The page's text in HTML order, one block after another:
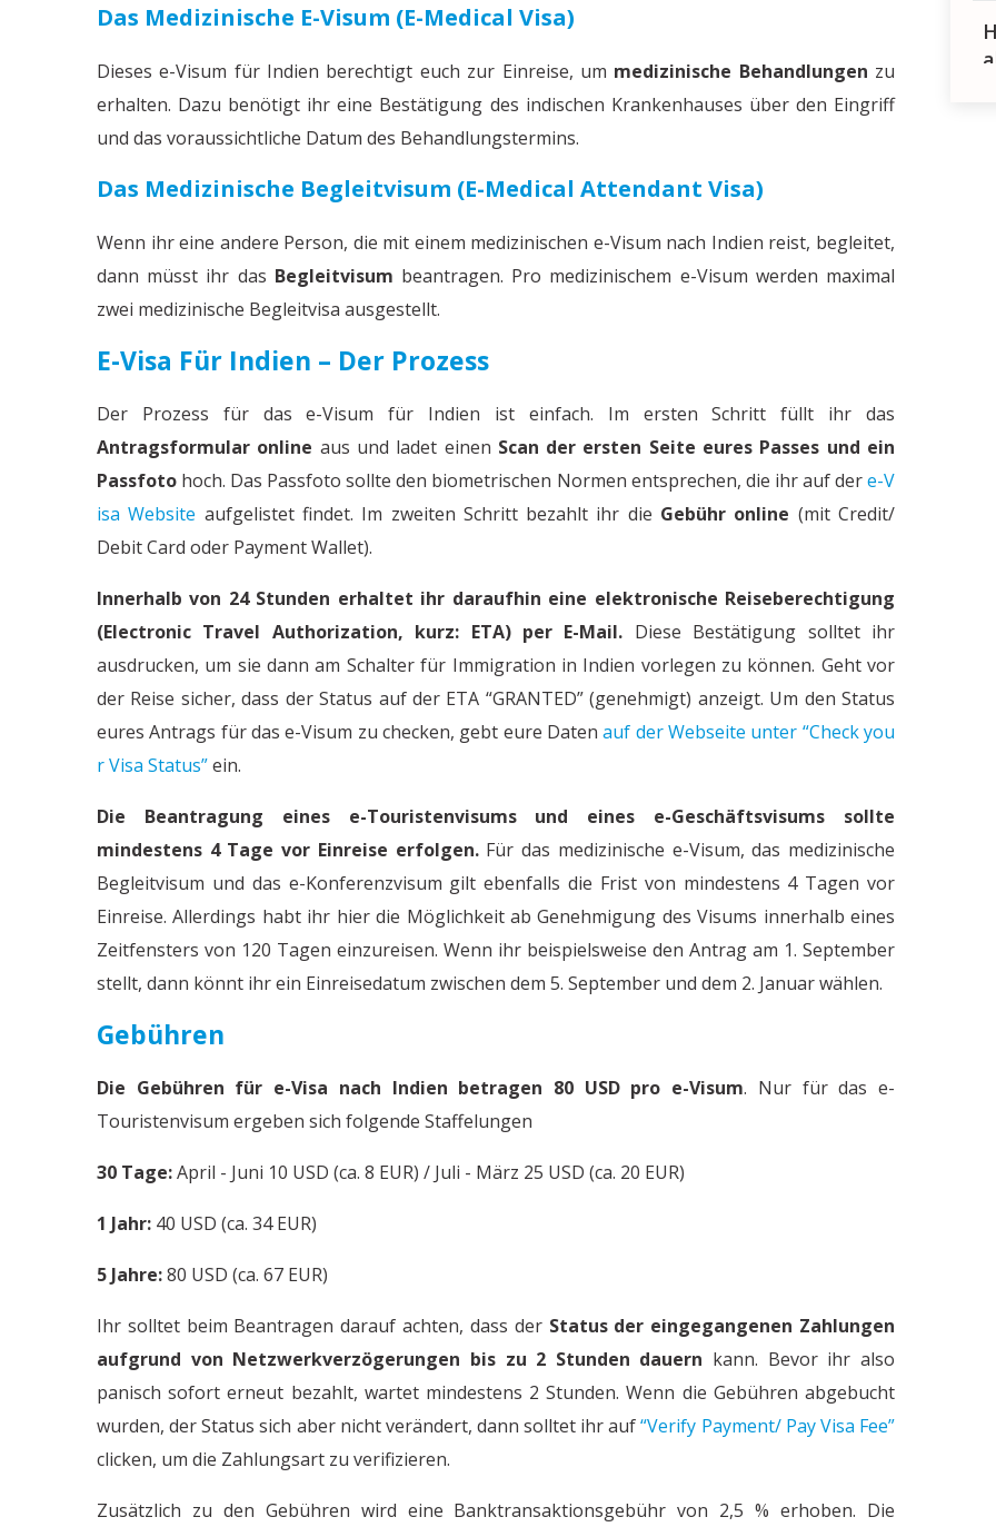
Das Medizinische E-Visum (e-Medical Visa)
Dieses e-Visum für Indien berechtigt euch zur Einreise, um medizinische Behandlungen zu
erhalten. Dazu benötigt ihr eine Bestätigung des indischen Krankenhauses über den Eingriff
und das voraussichtliche Datum des Behandlungstermins.
Das Medizinische Begleitvisum (e-Medical Attendant Visa)
Wenn ihr eine andere Person, die mit einem medizinischen e-Visum nach Indien reist, begleitet,
dann müsst ihr das Begleitvisum beantragen. Pro medizinischem e-Visum werden maximal
zwei medizinische Begleitvisa ausgestellt.
E-Visa Für Indien – Der Prozess
Der Prozess für das e-Visum für Indien ist einfach. Im ersten Schritt füllt ihr das
Antragsformular online aus und ladet einen Scan der ersten Seite eures Passes und ein
Passfoto hoch. Das Passfoto sollte den biometrischen Normen entsprechen, die ihr auf dere-V
isa Website aufgelistet findet. Im zweiten Schritt bezahlt ihr die Gebühr online (mit Credit/
Debit Card oder Payment Wallet).
Innerhalb von 24 Stunden erhaltet ihr daraufhin eine elektronische Reiseberechtigung
(Electronic Travel Authorization, kurz: ETA) per E-Mail. Diese Bestätigung solltet ihr
ausdrucken, um sie dann am Schalter für Immigration in Indien vorlegen zu können. Geht vor
der Reise sicher, dass der Status auf der ETA “GRANTED” (genehmigt) anzeigt. Um den Status
eures Antrags für das e-Visum zu checken, gebt eure Datenauf der Webseite unter “Check you
r Visa Status”ein.
Die Beantragung eines e-Touristenvisums und eines e-Geschäftsvisums sollte
mindestens 4 Tage vor Einreise erfolgen.Für das medizinische e-Visum, das medizinische
Begleitvisum und das e-Konferenzvisum gilt ebenfalls die Frist von mindestens 4 Tagen vor
Einreise. Allerdings habt ihr hier die Möglichkeit ab Genehmigung des Visums innerhalb eines
Zeitfensters von 120 Tagen einzureisen. Wenn ihr beispielsweise den Antrag am 1. September
stellt, dann könnt ihr ein Einreisedatum zwischen dem 5. September und dem 2. Januar wählen.
Gebühren
Die Gebühren für e-Visa nach Indien betragen 80 USD pro e-Visum. Nur für das e-
Touristenvisum ergeben sich folgende Staffelungen
30 Tage:April - Juni 10 USD (ca. 8 EUR) / Juli - März 25 USD (ca. 20 EUR)
1 Jahr: 40 USD (ca. 34 EUR)
5 Jahre:80 USD (ca. 67 EUR)
Ihr solltet beim Beantragen darauf achten, dass der Status der eingegangenen Zahlungen
aufgrund von Netzwerkverzögerungen bis zu 2 Stunden dauern kann. Bevor ihr also
panisch sofort erneut bezahlt, wartet mindestens 2 Stunden. Wenn die Gebühren abgebucht
wurden, der Status sich aber nicht verändert, dann solltet ihr auf“Verify Payment/ Pay Visa Fee”
clicken, um die Zahlungsart zu verifizieren.
Zusätzlich zu den Gebühren wird eine Banktransaktionsgebühr von 2,5 % erhoben. Die
Handys in Indien - Hilfsmittel für (fast)